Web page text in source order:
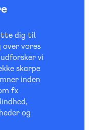
dig til
over vores
vi
skarpe
inden
fx
og